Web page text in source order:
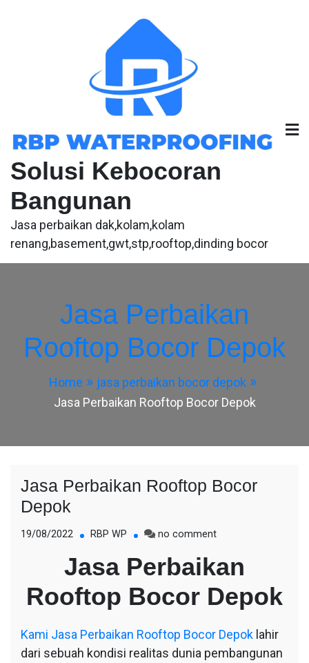
Solusi Kebocoran
Bangunan
Jasa perbaikan dak,kolam,kolam
renang,basement,gwt,stp,rooftop,dinding bocor
Jasa Perbaikan
Rooftop Bocor Depok
Home
jasa perbaikan bocor depok
Jasa Perbaikan Rooftop Bocor Depok
Jasa Perbaikan Rooftop Bocor
Depok
19/08/2022 RBP WP no commenton
Perbaikan
Rooftop
Bocor
Depok
Jasa Perbaikan
Rooftop Bocor Depok
Kami Jasa Perbaikan Rooftop Bocor Depok lahir
dari sebuah kondisi realitas dunia pembangunan